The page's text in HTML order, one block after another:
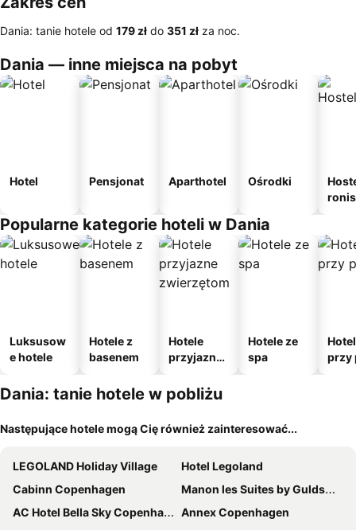
Dania: tanie hotele od ‎179 zł do ‎351 zł za noc.
Dania — inne miejsca na pobyt
Hotel Pensjonat Aparthotel Ośrodki
Popularne kategorie hoteli w Dania
Luksusow
e hotele
Hotele z
basenem
Hotele
przyjazne
m
Hotele ze
spa
przy
Dania: tanie hotele w pobliżu
Następujące hotele mogą Cię również zainteresować...
LEGOLAND Holiday Village
Hotel Legoland
Cabinn Copenhagen
Manon les Suites by Guldsmeden Hotels
AC Hotel Bella Sky Copenhagen
Annex Copenhagen